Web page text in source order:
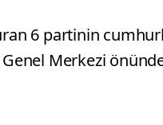
6 partinin
Genel Merkezi